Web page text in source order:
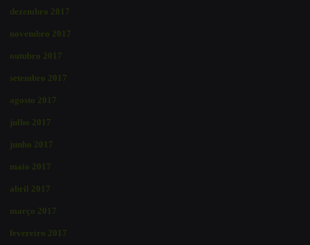
dezembro 2017
novembro 2017
outubro 2017
setembro 2017
agosto 2017
julho 2017
junho 2017
maio 2017
abril 2017
março 2017
fevereiro 2017